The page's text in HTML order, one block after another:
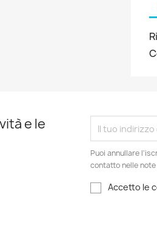
e le
Puoi annullare
contatto nelle note
Accetto le